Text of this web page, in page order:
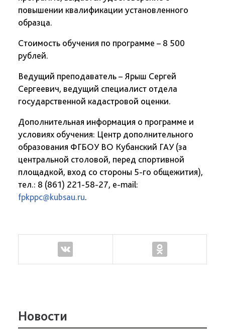
повышении квалификации установленного
образца.
Стоимость обучения по программе – 8 500
рублей.
Ведущий преподаватель – Ярыш Сергей
Сергеевич, ведущий специалист отдела
государственной кадастровой оценки.
Дополнительная информация о программе и
условиях обучения: Центр дополнительного
образования ФГБОУ ВО Кубанский ГАУ (за
центральной столовой, перед спортивной
площадкой, вход со стороны 5-го общежития),
тел.: 8 (861) 221-58-27, e-mail:
fpkppc@kubsau.ru.
Новости